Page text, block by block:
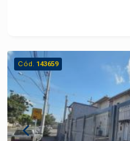
Cód. 143659